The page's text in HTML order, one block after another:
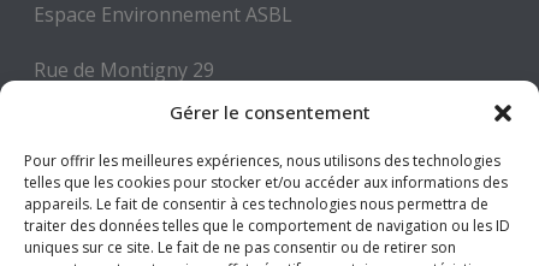
Gérer le consentement
Pour offrir les meilleures expériences, nous utilisons des technologies
telles que les cookies pour stocker et/ou accéder aux informations des
appareils. Le fait de consentir à ces technologies nous permettra de
traiter des données telles que le comportement de navigation ou les ID
uniques sur ce site. Le fait de ne pas consentir ou de retirer son
Espace Environnement ASBL
Rue de Montigny 29
6000 CHARLEROI
Tél: +32 71 300 300
Mail: info@espace-environnement.be
TVA BE 0416.116.340